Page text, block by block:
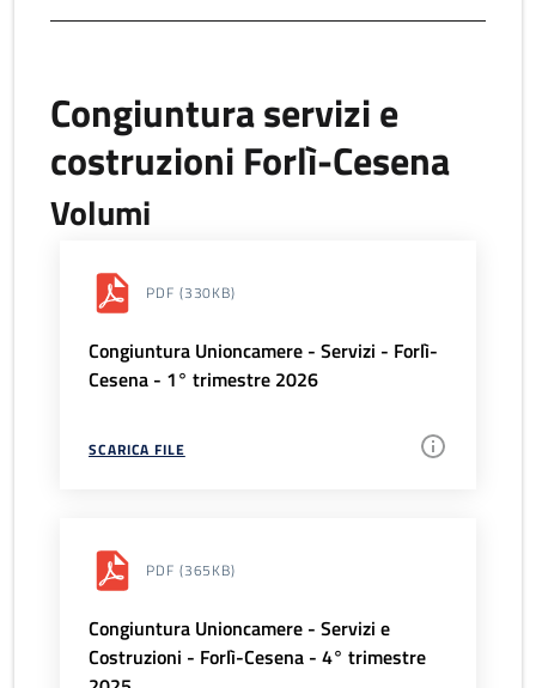
Congiuntura servizi e
costruzioni Forlì-Cesena
Volumi
PDF (330KB)
Congiuntura Unioncamere - Servizi - Forlì-
Cesena - 1° trimestre 2026
SCARICA FILE
PDF (365KB)
Congiuntura Unioncamere - Servizi e
Costruzioni - Forlì-Cesena - 4° trimestre